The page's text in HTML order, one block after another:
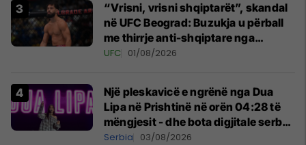
“Vrisni, vrisni shqiptarët”, skandal
në UFC Beograd: Buzukja u përball
me thirrje anti-shqiptare nga
tribunat
UFC 01/08/2026
Një pleskavicë e ngrënë nga Dua
Lipa në Prishtinë në orën 04:28 të
mëngjesit - dhe bota digjitale serbe
shpall gjendjen e luftës
Serbia 03/08/2026